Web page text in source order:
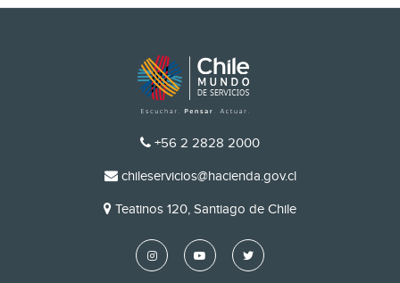
TELÉFONO
+56 2 2828 2000
EMAIL
chileservicios@hacienda.gov.cl
DIRECCIÓN
Teatinos 120, Santiago de Chile